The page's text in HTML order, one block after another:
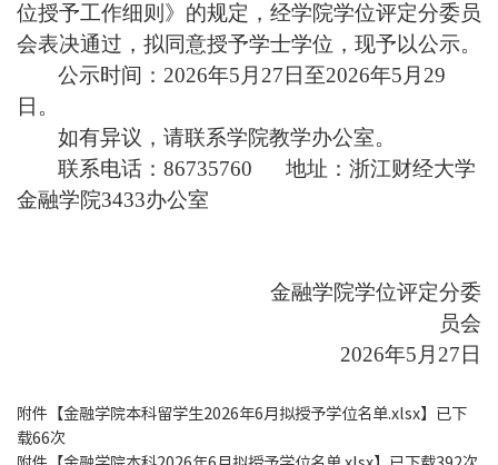
位授予工作细则》的规定，经学院学位评定分委员
会表决通过，拟同意授予学士学位，现予以公示。
公示时间： 2026年5月27日至2026年5月29
日。
如有异议，请联系学院教学办公室。
联系电话： 86735760 地址：浙江财经大学
金融学院3433办公室
金融学院学位评定分委
员会
2026年5月27日
附件【金融学院本科留学生2026年6月拟授予学位名单.xlsx】已下
载66次